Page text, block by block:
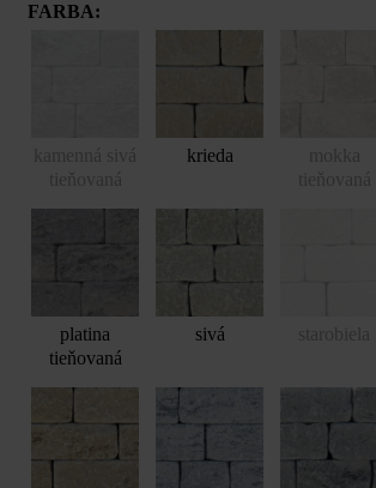
FARBA:
krieda
platina
tieňovaná
sivá